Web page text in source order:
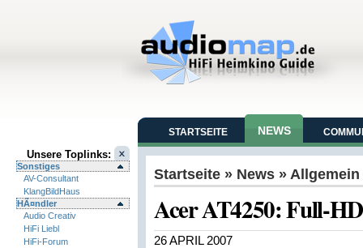
Unsere Toplinks:
Sonstiges
AV-Consultant
KlangBildHaus
HÃ¤ndler
Audio Creativ
HiFi Liebl
HiFi-Forum
STARTSEITE NEWS
Startseite » News » Allgemein
Acer AT4250: Full-
26 APRIL 2007